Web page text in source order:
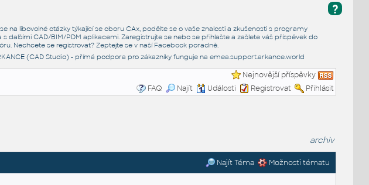
?
na libovolné otázky týkající se oboru CAx, podělte se o vaše znalosti a zkušenosti s programy
s dalšími CAD/BIM/PDM aplikacemi. Zaregistrujte se nebo se přihlašte a zašlete váš příspěvek do
. Nechcete se registrovat? Zeptejte se v naší Facebook poradně.
(CAD Studio) - přímá podpora pro zákazníky funguje na emea.support.arkance.world
Nejnovější příspěvky
FAQ
Najít Události Registrovat Přihlásit
archiv
Najít Téma Možnosti tématu